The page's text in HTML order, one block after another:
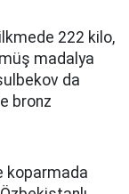
222 kilo,
madalya
da
bronz
koparmada